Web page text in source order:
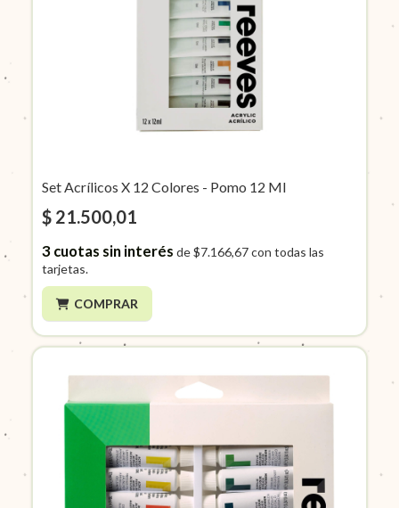
Set Acrílicos X 12 Colores - Pomo 12 Ml
$ 21.500,01
3cuotas sin interés de$7.166,67con todas las
tarjetas.
COMPRAR